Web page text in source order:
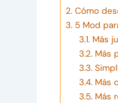
2. Cómo
3. 5 Mod
3.1.Más
3.2.Más
3.3.
3.4.Más
3.5.Más